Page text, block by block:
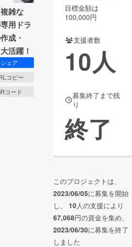
域活性化
Good
CAMPFIRE Creation
と納税machi-ya コミュニティ
雑な
用ドラ
成・
活躍！
シェア
コピー
コード
目標金額は
100,000円
支援者数
10人
募集終了まで残
り
終了
このプロジェクトは、
2023/06/05に募集を開始
し、 10人の支援により
67,068円の資金を集め、
2023/06/30に募集を終了
しました